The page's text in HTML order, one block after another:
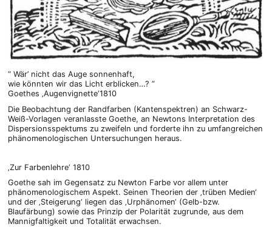
“ Wär’ nicht das Auge sonnenhaft,
wie könnten wir das Licht erblicken…? ”
Goethes ‚Augenvignette‘1810
Die Beobachtung der Randfarben (Kantenspektren) an Schwarz-
Weiß-Vorlagen veranlasste Goethe, an Newtons Interpretation des
Dispersionsspektums zu zweifeln und forderte ihn zu umfangreichen
phänomenologischen Untersuchungen heraus.
‚Zur Farbenlehre‘ 1810
Goethe sah im Gegensatz zu Newton Farbe vor allem unter
phänomenologischem Aspekt. Seinen Theorien der ‚trüben Medien‘
und der ‚Steigerung‘ liegen das ‚Urphänomen‘ (Gelb-bzw.
Blaufärbung) sowie das Prinzip der Polarität zugrunde, aus dem
Mannigfaltigkeit und Totalität erwachsen.